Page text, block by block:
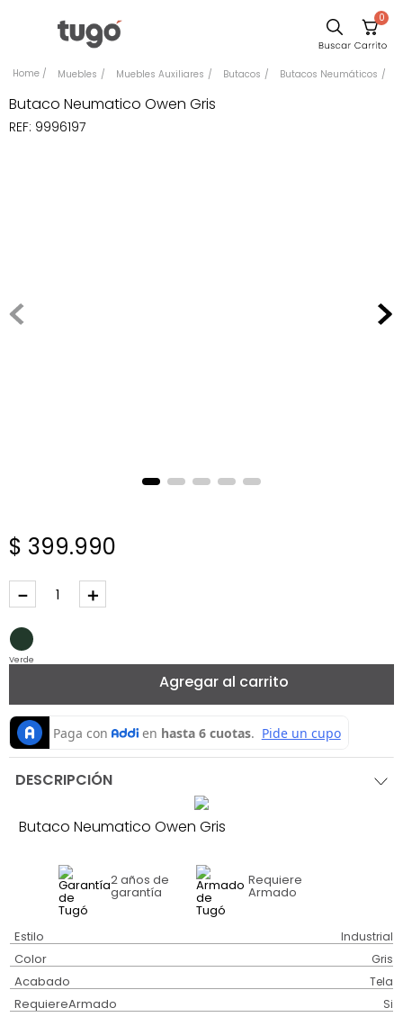
0
Muebles Muebles Auxiliares Butacos Butacos Neumáticos
Butaco Neumatico Owen Gris
REF: 9996197
$ 399.990
＋
－
Verde
Agregar al carrito
DESCRIPCIÓN
Butaco Neumatico Owen Gris
2 años de
garantía
Requiere
Armado
Estilo Industrial
Color Gris
Acabado Tela
RequiereArmado Si
Comedor
Escritorio
Sillas